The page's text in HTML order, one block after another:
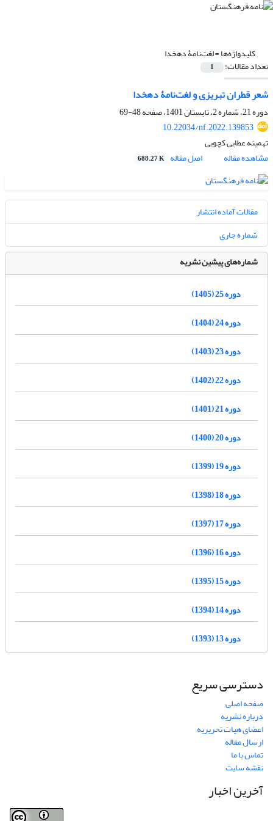
کلیدواژه‌ها =لغت‌نامۀ دهخدا
تعداد مقالات: 1
شعر قطران تبریزی و لغت‌نامۀ دهخدا
دوره 21، شماره 2، تابستان 1401، صفحه
48-69
10.22034/nf.2022.139853
تهمینه عطایی کچویی
مشاهده مقاله
اصل مقاله 688.27 K
مقالات آماده انتشار
شماره جاری
شماره‌های پیشین نشریه
دوره 25 (1405)
دوره 24 (1404)
دوره 23 (1403)
دوره 22 (1402)
دوره 21 (1401)
دوره 20 (1400)
دوره 19 (1399)
دوره 18 (1398)
دوره 17 (1397)
دوره 16 (1396)
دوره 15 (1395)
دوره 14 (1394)
دوره 13 (1393)
دسترسی سریع
صفحه اصلی
درباره نشریه
اعضای هیات تحریریه
ارسال مقاله
تماس با ما
نقشه سایت
آخرین اخبار